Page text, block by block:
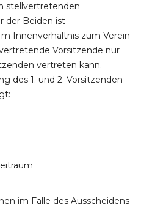
stellvertretenden
der Beiden ist
Innenverhältnis zum Verein
Vorsitzende nur
vertreten kann.
des 1. und 2. Vorsitzenden
im Falle des Ausscheidens